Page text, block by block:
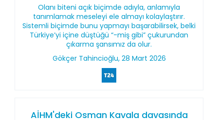
Olanı biteni açık biçimde adıyla, anlamıyla
tanımlamak meseleyi ele almayı kolaylaştırır.
Sistemli biçimde bunu yapmayı başarabilirsek, belki
Türkiye’yi içine düştüğü “-miş gibi” çukurundan
çıkarma şansımız da olur.
Gökçer Tahincioğlu, 28 Mart 2026
AİHM'deki Osman Kavala davasında